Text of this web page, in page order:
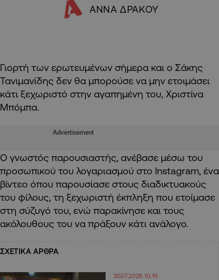
ΑΝΝΑ ΔΡΑΚΟΥ
Γιορτή των ερωτευμένων σήμερα και ο Σάκης
Τανιμανίδης δεν θα μπορούσε να μην ετοιμάσει
κάτι ξεχωριστό στην αγαπημένη του, Χριστίνα
Μπόμπα.
Advertisement
Ο γνωστός παρουσιαστής, ανέβασε μέσω του
προσωπικού του λογαριασμού στο Ιnstagram, ένα
βίντεο όπου παρουσίασε στους διαδικτυακούς
του φίλους, τη ξεχωριστή έκπληξη που ετοίμασε
στη σύζυγό του, ενώ παρακίνησε και τους
ακόλουθους του να πράξουν κάτι ανάλογο.
ΣΧΕΤΙΚΑ ΑΡΘΡΑ
30.07.2026 10:19